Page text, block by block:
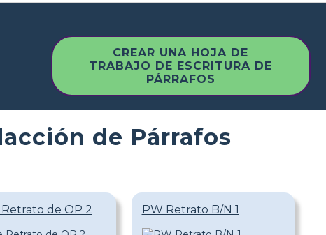
CREAR UNA HOJA DE
TRABAJO DE ESCRITURA DE
PÁRRAFOS
de Párrafos
de OP 2 PW Retrato B/N 1